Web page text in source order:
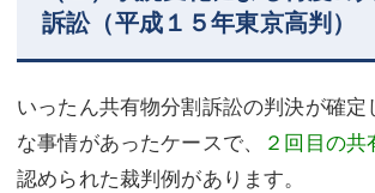
訴訟（平成１５年東京高判）
いったん共有物分割訴訟の判決が確定
な事情があったケースで、
２回目の
認められた裁判例があります。